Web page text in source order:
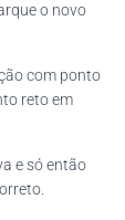
o novo
com ponto
reto em
e só então